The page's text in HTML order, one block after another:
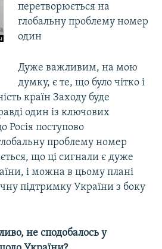
перетворюється на
глобальну проблему номер
один
Дуже важливим, на мою
думку, є те, що було чітко і
країн Заходу буде
один із ключових
Росія поступово
проблему номер
що ці сигнали є дуже
і можна в цьому плані
підтримку України з боку
не сподобалось у